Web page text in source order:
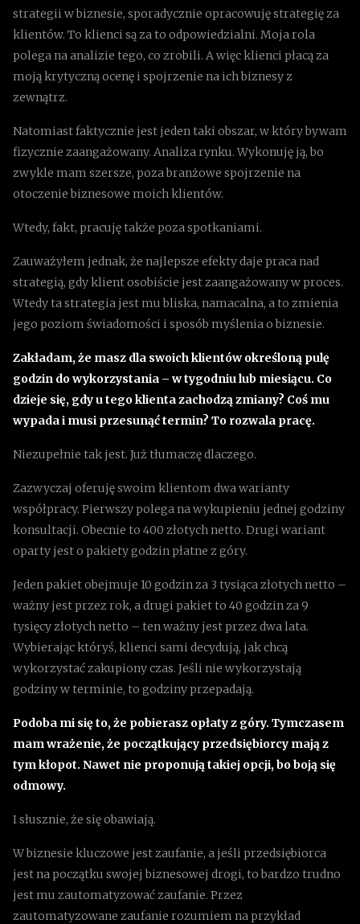
strategii w biznesie, sporadycznie opracowuję strategię za
klientów. To klienci są za to odpowiedzialni. Moja rola
polega na analizie tego, co zrobili. A więc klienci płacą za
moją krytyczną ocenę i spojrzenie na ich biznesy z
zewnątrz.
Natomiast faktycznie jest jeden taki obszar, w który bywam
fizycznie zaangażowany. Analiza rynku. Wykonuję ją, bo
zwykle mam szersze, poza branżowe spojrzenie na
otoczenie biznesowe moich klientów.
Wtedy, fakt, pracuję także poza spotkaniami.
Zauważyłem jednak, że najlepsze efekty daje praca nad
strategią, gdy klient osobiście jest zaangażowany w proces.
Wtedy ta strategia jest mu bliska, namacalna, a to zmienia
jego poziom świadomości i sposób myślenia o biznesie.
Zakładam, że masz dla swoich klientów określoną pulę
godzin do wykorzystania – w tygodniu lub miesiącu. Co
dzieje się, gdy u tego klienta zachodzą zmiany? Coś mu
wypada i musi przesunąć termin? To rozwala pracę.
Niezupełnie tak jest. Już tłumaczę dlaczego.
Zazwyczaj oferuję swoim klientom dwa warianty
współpracy. Pierwszy polega na wykupieniu jednej godziny
konsultacji. Obecnie to 400 złotych netto. Drugi wariant
oparty jest o pakiety godzin płatne z góry.
Jeden pakiet obejmuje 10 godzin za 3 tysiąca złotych netto –
ważny jest przez rok, a drugi pakiet to 40 godzin za 9
tysięcy złotych netto – ten ważny jest przez dwa lata.
Wybierając któryś, klienci sami decydują, jak chcą
wykorzystać zakupiony czas. Jeśli nie wykorzystają
godziny w terminie, to godziny przepadają.
Podoba mi się to, że pobierasz opłaty z góry. Tymczasem
mam wrażenie, że początkujący przedsiębiorcy mają z
tym kłopot. Nawet nie proponują takiej opcji, bo boją się
odmowy.
I słusznie, że się obawiają.
W biznesie kluczowe jest zaufanie, a jeśli przedsiębiorca
jest na początku swojej biznesowej drogi, to bardzo trudno
jest mu zautomatyzować zaufanie. Przez
zautomatyzowane zaufanie rozumiem na przykład